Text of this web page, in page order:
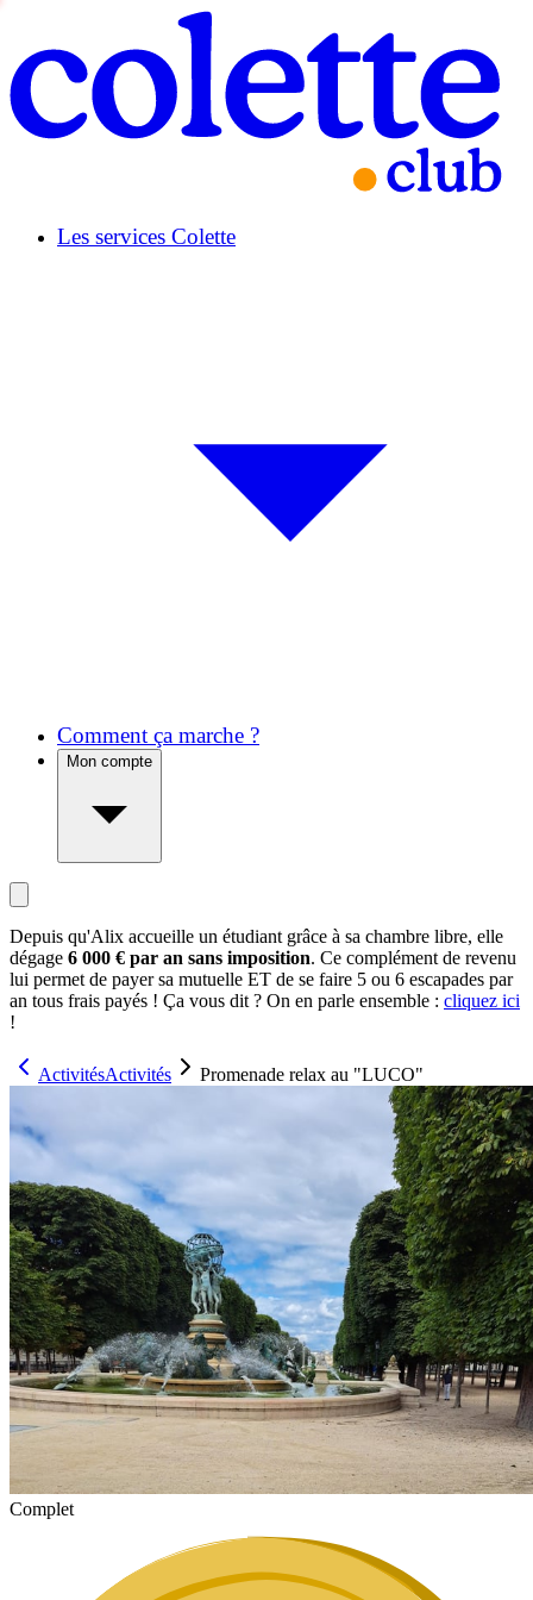
Les services Colette
Comment ça marche ?
Mon compte
Depuis qu'Alix accueille un étudiant grâce à sa chambre libre, elle
dégage 6 000 € par an sans imposition. Ce complément de revenu
lui permet de payer sa mutuelle ET de se faire 5 ou 6 escapades par
an tous frais payés ! Ça vous dit ? On en parle ensemble : cliquez ici
!
ActivitésActivités Promenade relax au "LUCO"
Complet